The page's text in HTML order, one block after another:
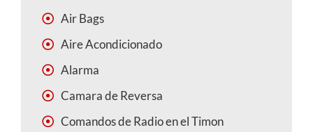
Air Bags
Aire Acondicionado
Alarma
Camara de Reversa
Comandos de Radio en el Timon